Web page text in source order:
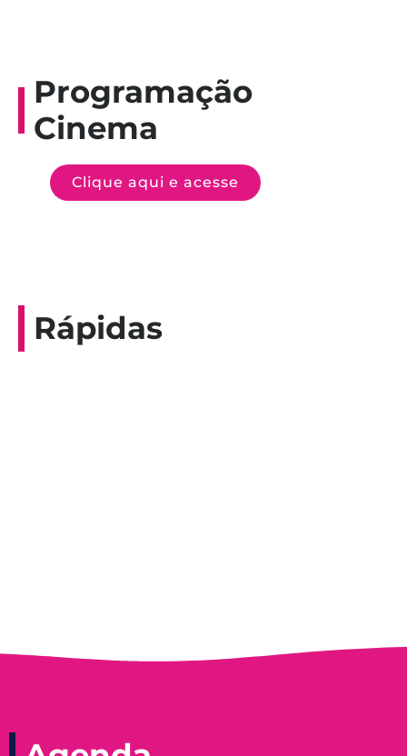
Programação
Cinema
Clique aqui e acesse
Rápidas